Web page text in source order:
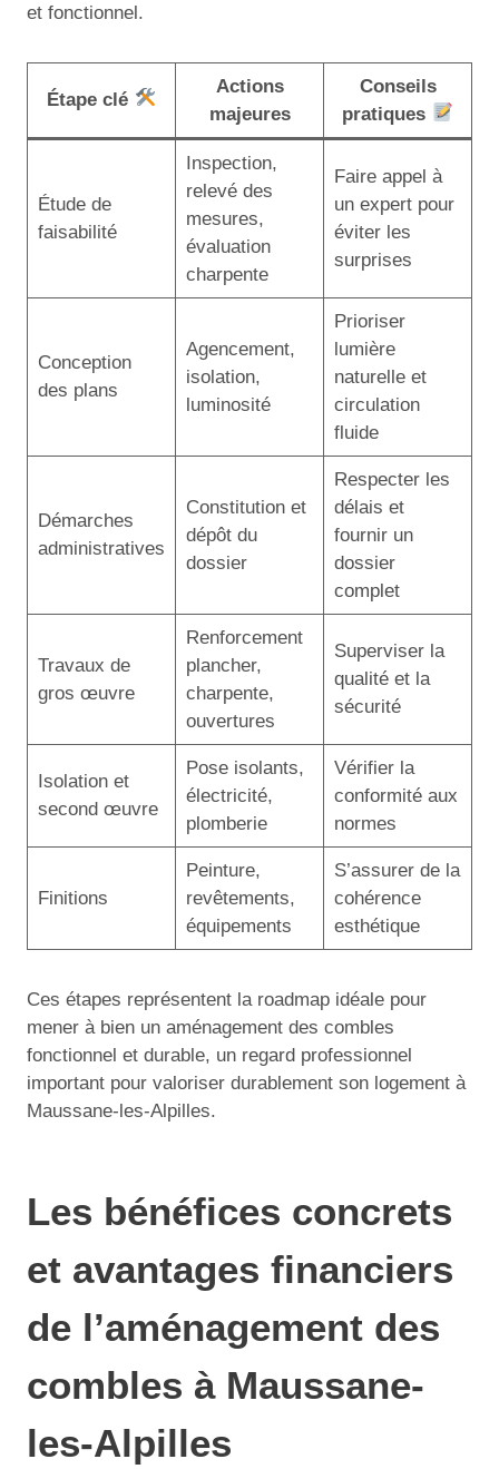
et fonctionnel.
Étape clé
Actions
majeures
Conseils
pratiques
Étude de
faisabilité
Inspection,
relevé des
mesures,
évaluation
charpente
Faire appel à
un expert pour
éviter les
surprises
Conception
des plans
Agencement,
isolation,
luminosité
Prioriser
lumière
naturelle et
circulation
fluide
Démarches
administratives
Constitution et
dépôt du
dossier
Respecter les
délais et
fournir un
dossier
complet
Travaux de
gros œuvre
Renforcement
plancher,
charpente,
ouvertures
Superviser la
qualité et la
sécurité
Isolation et
second œuvre
Pose isolants,
électricité,
plomberie
Vérifier la
conformité aux
normes
Finitions
Peinture,
revêtements,
équipements
S’assurer de la
cohérence
esthétique
Ces étapes représentent la roadmap idéale pour
mener à bien un aménagement des combles
fonctionnel et durable, un regard professionnel
important pour valoriser durablement son logement à
Maussane-les-Alpilles.
Les bénéfices concrets
et avantages financiers
de l’aménagement des
combles à Maussane-
les-Alpilles